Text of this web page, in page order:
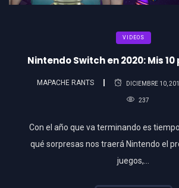
VIDEOS
Nintendo Switch en 2020: Mis
MAPACHE RANTS DICIEMBRE 10,
237
Con el año que va terminando es
qué sorpresas nos traerá Nintendo el
juegos,…